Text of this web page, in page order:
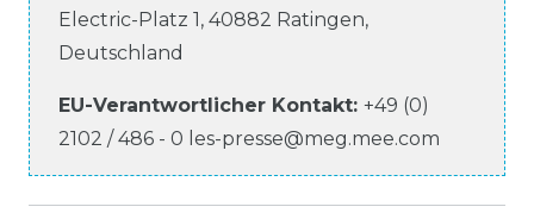
Electric-Platz 1, 40882 Ratingen,
Deutschland
EU-Verantwortlicher Kontakt: +49 (0)
2102 / 486 - 0 les-presse@meg.mee.com